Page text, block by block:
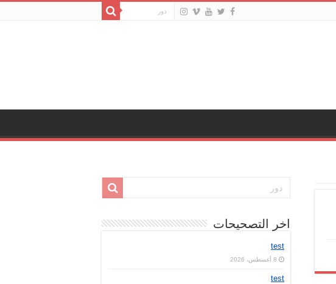
اخر التصحيحات
test
8 أغسطس، 2026
test